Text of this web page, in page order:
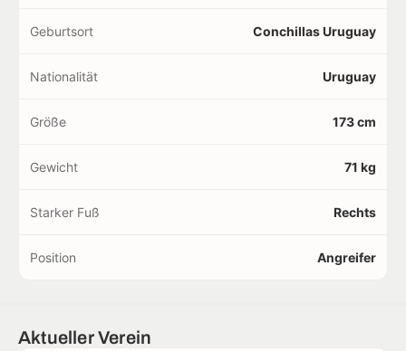
Geburtsort Conchillas Uruguay
Nationalität Uruguay
Größe 173 cm
Gewicht 71 kg
Starker Fuß Rechts
Position Angreifer
Aktueller Verein